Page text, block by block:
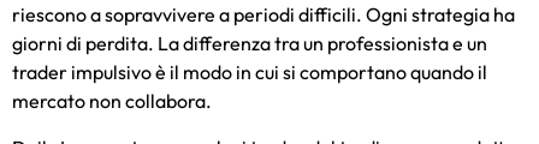
riescono a sopravvivere a periodi difficili. Ogni strategia ha
giorni di perdita. La differenza tra un professionista e un
trader impulsivo è il modo in cui si comportano quando il
mercato non collabora.